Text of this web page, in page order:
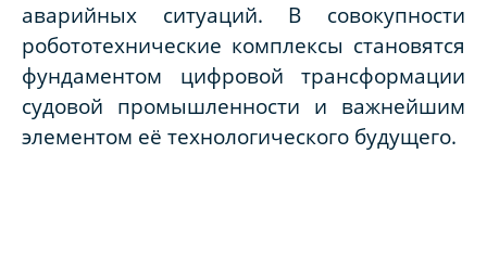
аварийных ситуаций. В совокупности
робототехнические комплексы становятся
фундаментом цифровой трансформации
судовой промышленности и важнейшим
элементом её технологического будущего.